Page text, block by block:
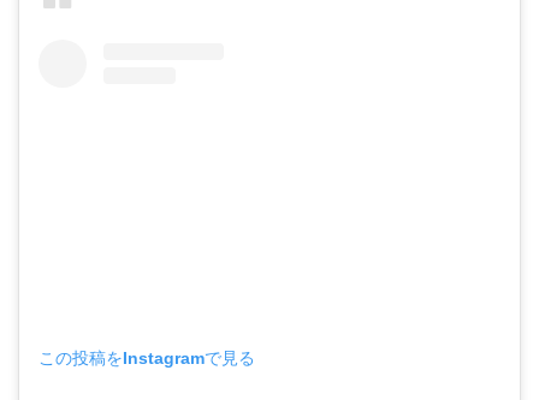
この投稿をInstagramで見る